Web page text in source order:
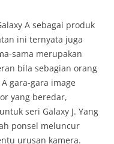
A sebagai produk
ini ternyata juga
sama merupakan
bila sebagian orang
gara-gara image
yang beredar,
seri Galaxy J. Yang
ponsel meluncur
urusan kamera.